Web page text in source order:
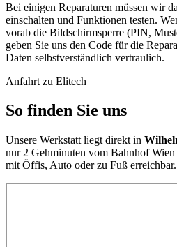
Bei einigen Reparaturen müssen wir
einschalten und Funktionen testen.
vorab die Bildschirmsperre (PIN,
geben Sie uns den Code für die
Daten selbstverständlich vertraulich.
Anfahrt zu Elitech
So finden Sie uns
Unsere Werkstatt liegt direkt in
nur 2 Gehminuten vom Bahnhof
mit Öffis, Auto oder zu Fuß erreichbar.